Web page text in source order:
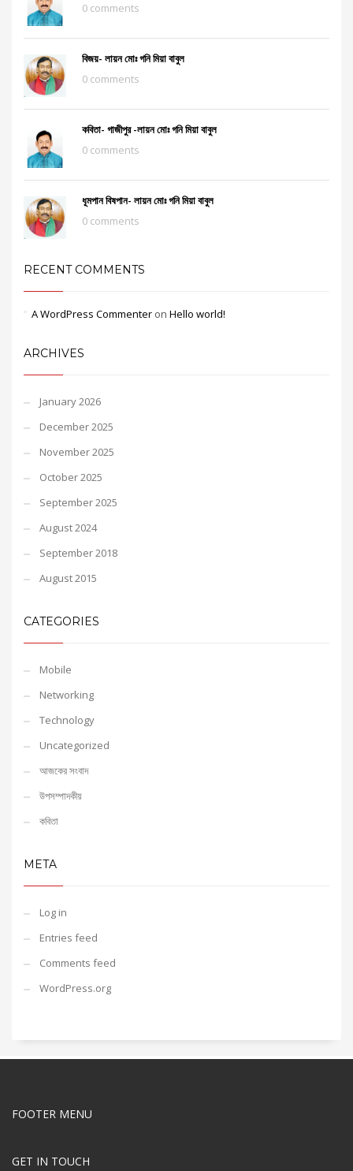
0 comments
বিজয়- লায়ন মোঃ গনি মিয়া বাবুল
0 comments
কবিতা- গাজীপুর -লায়ন মোঃ গনি মিয়া বাবুল
0 comments
ধূমপান বিষপান- লায়ন মোঃ গনি মিয়া বাবুল
0 comments
RECENT COMMENTS
A WordPress Commenter on Hello world!
ARCHIVES
January 2026
December 2025
November 2025
October 2025
September 2025
August 2024
September 2018
August 2015
CATEGORIES
Mobile
Networking
Technology
Uncategorized
আজকের সংবাদ
উপসম্পাদকীয়
কবিতা
META
Log in
Entries feed
Comments feed
WordPress.org
FOOTER MENU
GET IN TOUCH